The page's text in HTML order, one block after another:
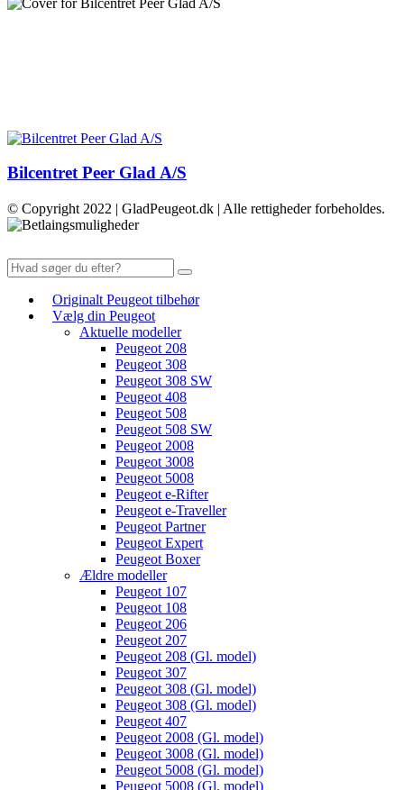
Bilcentret Peer Glad A/S
© Copyright 2022 | GladPeugeot.dk | Alle rettigheder forbeholdes.
Originalt Peugeot tilbehør
Vælg din Peugeot
Aktuelle modeller
Peugeot 208
Peugeot 308
Peugeot 308 SW
Peugeot 408
Peugeot 508
Peugeot 508 SW
Peugeot 2008
Peugeot 3008
Peugeot 5008
Peugeot e-Rifter
Peugeot e-Traveller
Peugeot Partner
Peugeot Expert
Peugeot Boxer
Ældre modeller
Peugeot 107
Peugeot 108
Peugeot 206
Peugeot 207
Peugeot 208 (Gl. model)
Peugeot 307
Peugeot 308 (Gl. model)
Peugeot 308 (Gl. model)
Peugeot 407
Peugeot 2008 (Gl. model)
Peugeot 3008 (Gl. model)
Peugeot 5008 (Gl. model)
Peugeot 5008 (Gl. model)